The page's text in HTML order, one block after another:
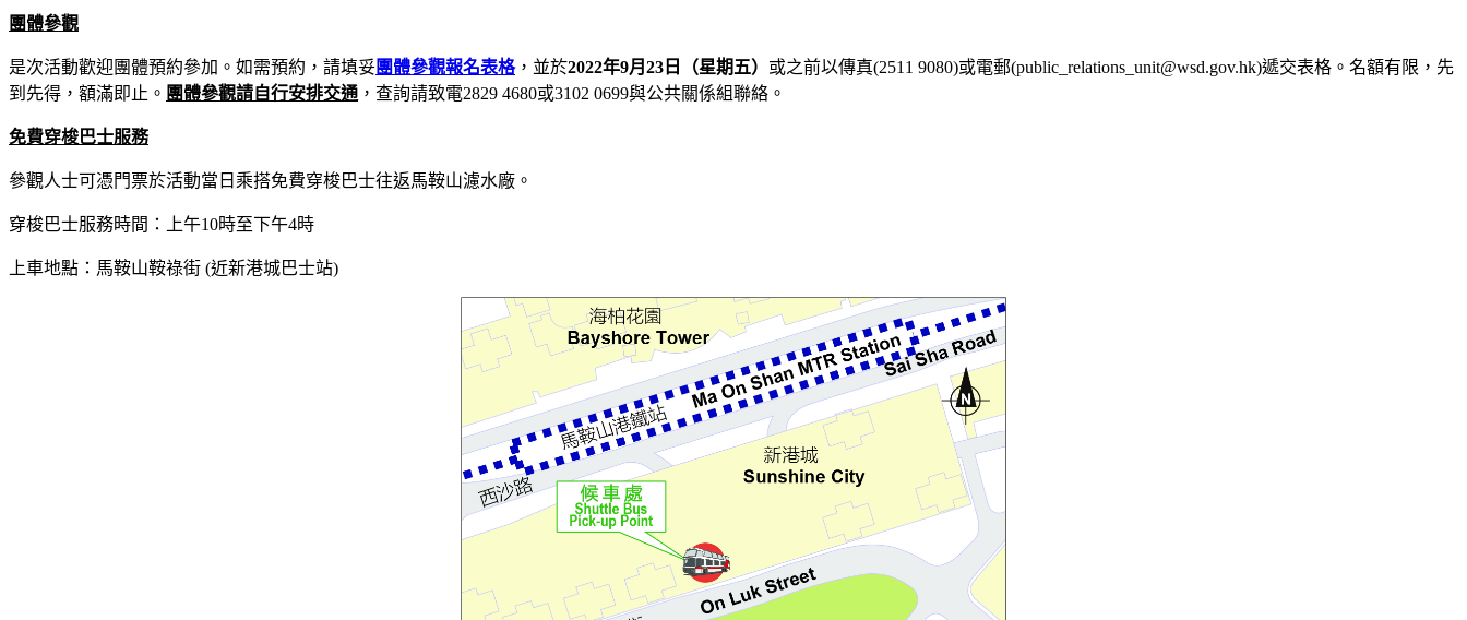
團體參觀
是次活動歡迎團體預約參加。如需預約，請填妥 團體參觀報名表格，並於2022年9月 23 日（星期五） 或之前以傳真(2511 9080)或電郵(public_relations_unit@wsd.gov.hk)遞交表格。名額有限，先
到先得，額滿即止。 團體參觀請自行安排交通 ，查詢請致電2829 4680或3102 0699與公共關係組聯絡。
免費穿梭巴士服務
參觀人士可憑門票於活動當日乘搭免費穿梭巴士往返馬鞍山濾水廠。
穿梭巴士服務時間：上午10時至下午4時
上車地點：馬鞍山鞍祿街 (近新港城巴士站)